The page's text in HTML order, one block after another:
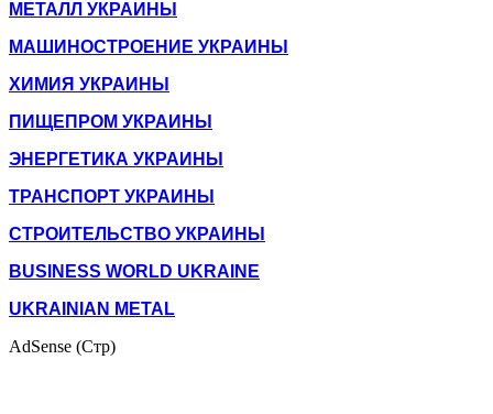
МЕТАЛЛ УКРАИНЫ
МАШИНОСТРОЕНИЕ УКРАИНЫ
ХИМИЯ УКРАИНЫ
ПИЩЕПРОМ УКРАИНЫ
ЭНЕРГЕТИКА УКРАИНЫ
ТРАНСПОРТ УКРАИНЫ
СТРОИТЕЛЬСТВО УКРАИНЫ
BUSINESS WORLD UKRAINE
UKRAINIAN METAL
AdSense (Стр)